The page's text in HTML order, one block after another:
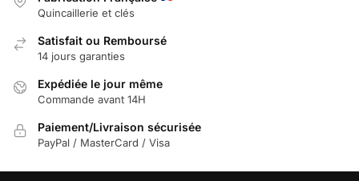
Quincaillerie et clés
Satisfait ou Remboursé
14 jours garanties
Expédiée le jour même
Commande avant 14H
Paiement/Livraison sécurisée
PayPal / MasterCard / Visa